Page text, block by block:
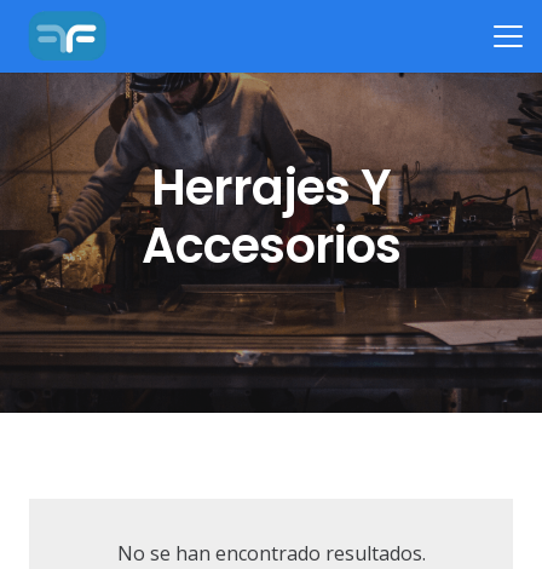
Herrajes Y
Accesorios
No se han encontrado resultados.